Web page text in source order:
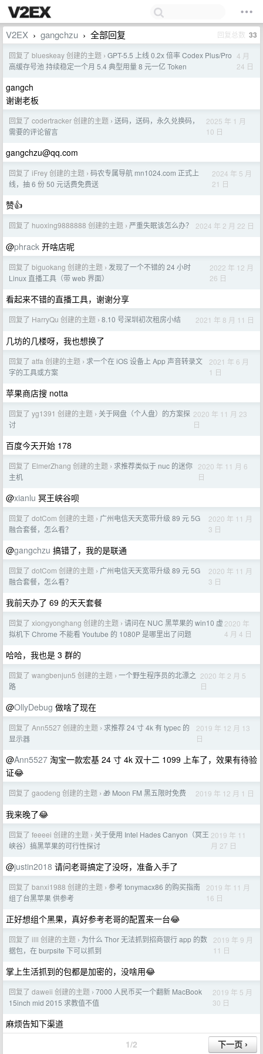
V2EX › gangchzu › 全部回复 回复总数 33
回复了 blueskeay 创建的主题 › GPT-5.5 上线 0.2x 倍率 Codex Plus/Pro
高缓存号池 持续稳定一个月 5.4 典型用量 8 元一亿 Token
4 月
24 日
gangch
谢谢老板
回复了 codertracker 创建的主题 › 送码，送码，永久兑换码，
需要的评论留言
2025 年 1 月
10 日
gangchzu@qq.com
回复了 iFrey 创建的主题 › 码农专属导航 mn1024.com 正式上
线，抽 6 份 50 元话费免费送
2024 年 5 月
21 日
赞👍
回复了 huoxing9888888 创建的主题 › 严重失眠该怎么办？ 2024 年 2 月 22 日
@phrack 开啥店呢
回复了 biguokang 创建的主题 › 发现了一个不错的 24 小时
Linux 直播工具（带 web 界面）
2022 年 12 月
26 日
看起来不错的直播工具，谢谢分享
回复了 HarryQu 创建的主题 › 8.10 号深圳初次租房小结 2021 年 8 月 11 日
几坊的几楼呀，我也想换了
回复了 atfa 创建的主题 › 求一个在 iOS 设备上 App 声音转录文
字的工具或方案
2021 年 6 月
1 日
苹果商店搜 notta
回复了 yg1391 创建的主题 › 关于网盘（个人盘）的方案探
讨
2020 年 11 月 23
日
百度今天开始 178
回复了 ElmerZhang 创建的主题 › 求推荐类似于 nuc 的迷你
主机
2020 年 11 月 6
日
@xianlu 冥王峡谷呗
回复了 dotCom 创建的主题 › 广州电信天天宽带升级 89 元 5G
融合套餐，怎么看？
2020 年 11 月
3 日
@gangchzu 搞错了，我的是联通
回复了 dotCom 创建的主题 › 广州电信天天宽带升级 89 元 5G
融合套餐，怎么看？
2020 年 11 月
3 日
我前天办了 69 的天天套餐
回复了 xiongyonghang 创建的主题 › 请问在 NUC 黑苹果的 win10 虚
拟机下 Chrome 不能看 Youtube 的 1080P 是哪里出了问题
2020 年
4 月 4 日
哈哈，我也是 3 群的
回复了 wangbenjun5 创建的主题 › 一个野生程序员的北漂之
路
2020 年 2 月 5
日
@OllyDebug 做啥了现在
回复了 Ann5527 创建的主题 › 求推荐 24 寸 4k 有 typec 的
显示器
2019 年 12 月 13
日
@Ann5527 淘宝一款宏基 24 寸 4k 双十二 1099 上车了，效果有待验
证😂
回复了 gaodeng 创建的主题 › 🎁 Moon FM 黑五限时免费 2019 年 12 月 1 日
我来晚了😂
回复了 feeeei 创建的主题 › 关于使用 Intel Hades Canyon（冥王
峡谷）搞黑苹果的可行性探讨
2019 年 11
月 27 日
@justin2018 请问老哥搞定了没呀，准备入手了
回复了 banxi1988 创建的主题 › 参考 tonymacx86 的购买指南
组了台黑苹果 供参考
2019 年 11 月
16 日
正好想组个黑果，真好参考老哥的配置来一台😂
回复了 illl 创建的主题 › 为什么 Thor 无法抓到招商银行 app 的数
据包，在 burpsite 下可以抓到
2019 年 9 月
11 日
掌上生活抓到的包都是加密的，没啥用😂
回复了 daweii 创建的主题 › 7000 人民币买一个翻新 MacBook
15inch mid 2015 求教值不值
2019 年 5 月
30 日
麻烦告知下渠道
1/2